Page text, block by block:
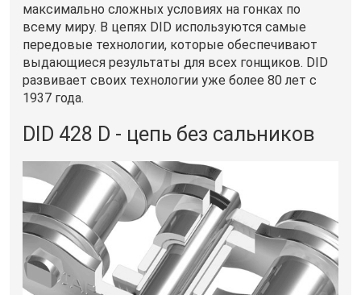
максимально сложных условиях на гонках по
всему миру. В цепях DID используются самые
передовые технологии, которые обеспечивают
выдающиеся результаты для всех гонщиков. DID
развивает своих технологии уже более 80 лет с
1937 года.
DID 428 D - цепь без сальников